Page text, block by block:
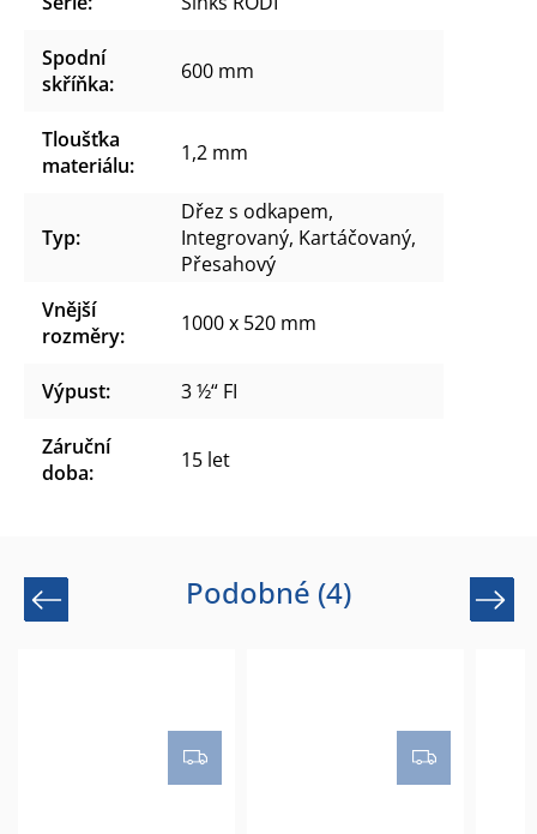
Spodní
skříňka: 600 mm
Tloušťka
materiálu: 1,2 mm
Typ:
Dřez s odkapem,
Integrovaný, Kartáčovaný,
Přesahový
Vnější
rozměry: 1000 x 520 mm
Výpust: 3 ½“ FI
Záruční
doba: 15 let
Podobné (4)
Previous Next